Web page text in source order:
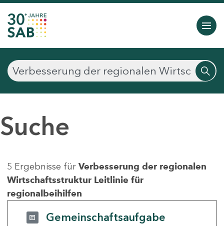
Suche
5 Ergebnisse für Verbesserung der regionalen
Wirtschaftsstruktur Leitlinie für
regionalbeihilfen
Gemeinschaftsaufgabe